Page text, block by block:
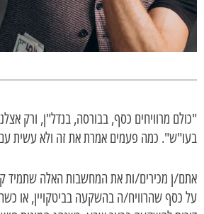
"כולם מרוויחים כסף, בבורסה, בנדל"ן, ורק
בעו"ש". כמה פעמים אמרת את זה ולא עשית
אתם/ן מכירים/ות את המחשבות האלה שתמיד